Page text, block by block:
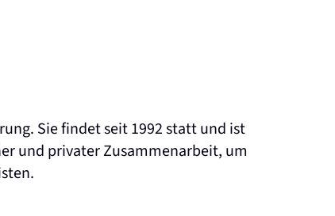
Sie findet seit 1992 statt und ist
und privater Zusammenarbeit, um